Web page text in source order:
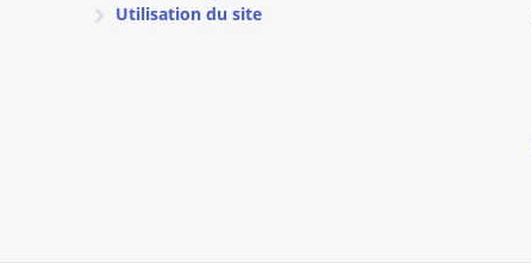
Utilisation du site